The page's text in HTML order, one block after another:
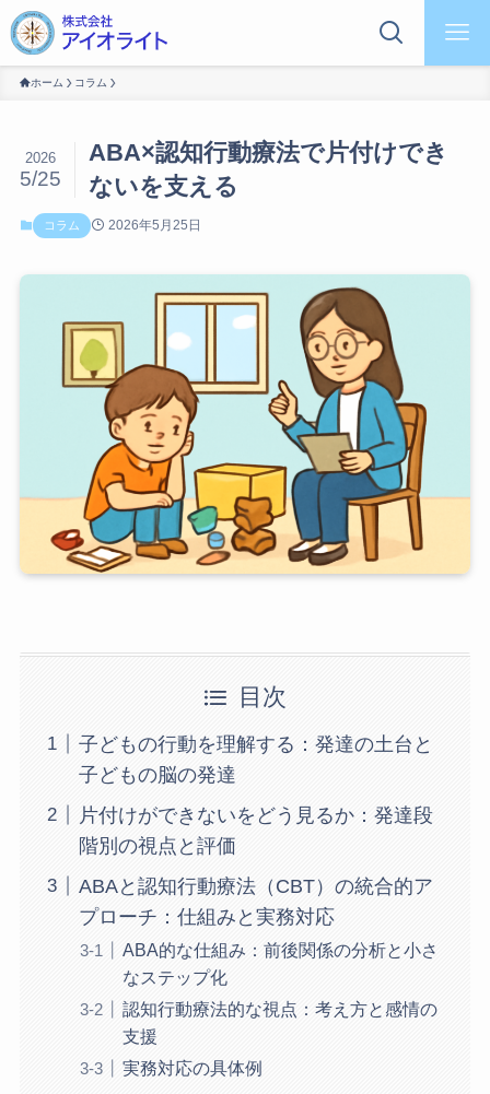
ホーム コラム
ABA×認知行動療法で片付けでき
ないを支える
2026
5/25
コラム 2026年5月25日
目次
子どもの行動を理解する：発達の土台と
子どもの脳の発達
片付けができないをどう見るか：発達段
階別の視点と評価
ABAと認知行動療法（CBT）の統合的ア
プローチ：仕組みと実務対応
ABA的な仕組み：前後関係の分析と小さ
なステップ化
認知行動療法的な視点：考え方と感情の
支援
実務対応の具体例